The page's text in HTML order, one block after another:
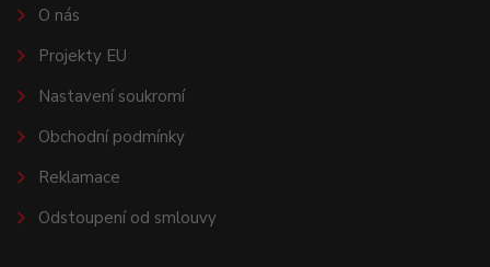
O nás
Projekty EU
Nastavení soukromí
Obchodní podmínky
Reklamace
Odstoupení od smlouvy